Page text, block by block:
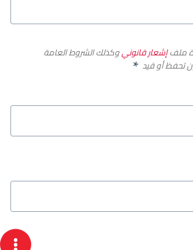
ملفإشعار قانونيوكذلك الشروط العامة
تحفظ أو قيد